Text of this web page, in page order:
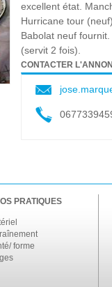
excellent état.
Hurricane tour
Babolat neuf
(servit 2 fois).
CONTACTER
PRATIQUES
forme